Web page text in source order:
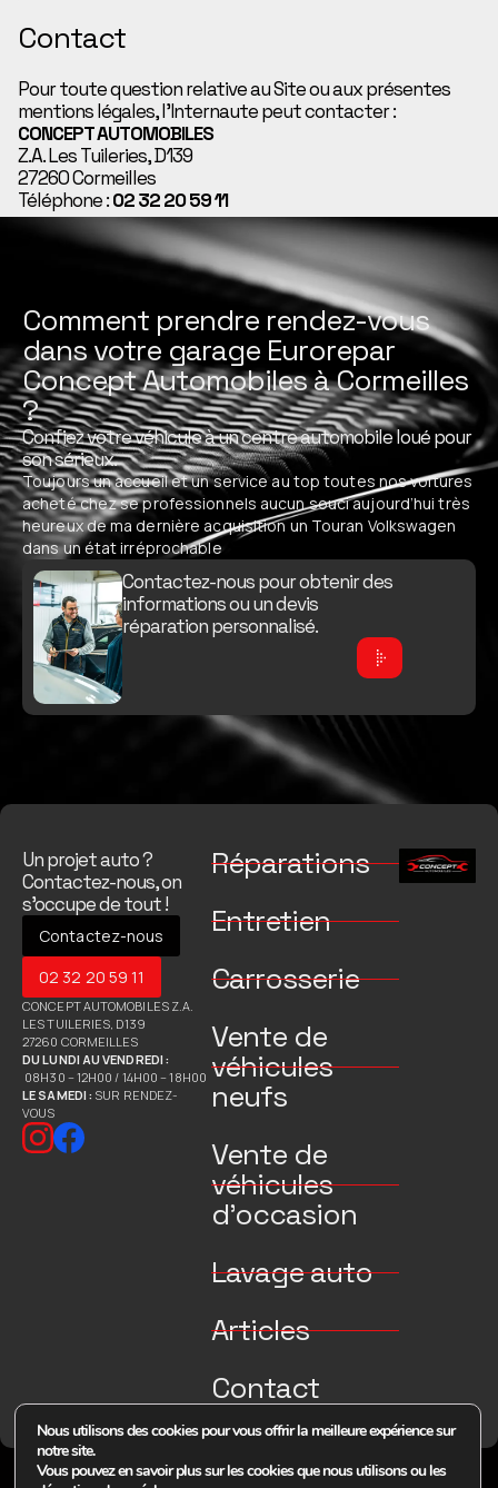
Contact
Pour toute question relative au Site ou aux présentes
mentions légales, l’Internaute peut contacter :
CONCEPT AUTOMOBILES
Z.A. Les Tuileries, D139
27260 Cormeilles
Téléphone :02 32 20 59 11
Comment prendre rendez-vous
dans votre garage Eurorepar
Concept Automobiles à Cormeilles
?
Confiez votre véhicule à un centre automobile loué pour
son sérieux.
Toujours un accueil et un service au top toutes nos voitures
acheté chez se professionnels aucun souci aujourd’hui très
heureux de ma dernière acquisition un Touran Volkswagen
dans un état irréprochable
Contactez-nous pour obtenir des
informations ou un devis
réparation personnalisé.
Un projet auto ?
Contactez-nous, on
s’occupe de tout !
Contactez-nous
02 32 20 59 11
CONCEPT AUTOMOBILES Z.A.
LES TUILERIES, D139
27260 CORMEILLES
DU LUNDI AU VENDREDI :
08H30 – 12H00 / 14H00 – 18H00
LE SAMEDI : SUR RENDEZ-
VOUS
Réparations
Entretien
Carrosserie
Vente de
véhicules
neufs
Vente de
véhicules
d’occasion
Lavage auto
Articles
Contact
© 2026 Tous droits réservés Concept Auto
Nous utilisons des cookies pour vous offrir la meilleure expérience sur
notre site.
Vous pouvez en savoir plus sur les cookies que nous utilisons ou les